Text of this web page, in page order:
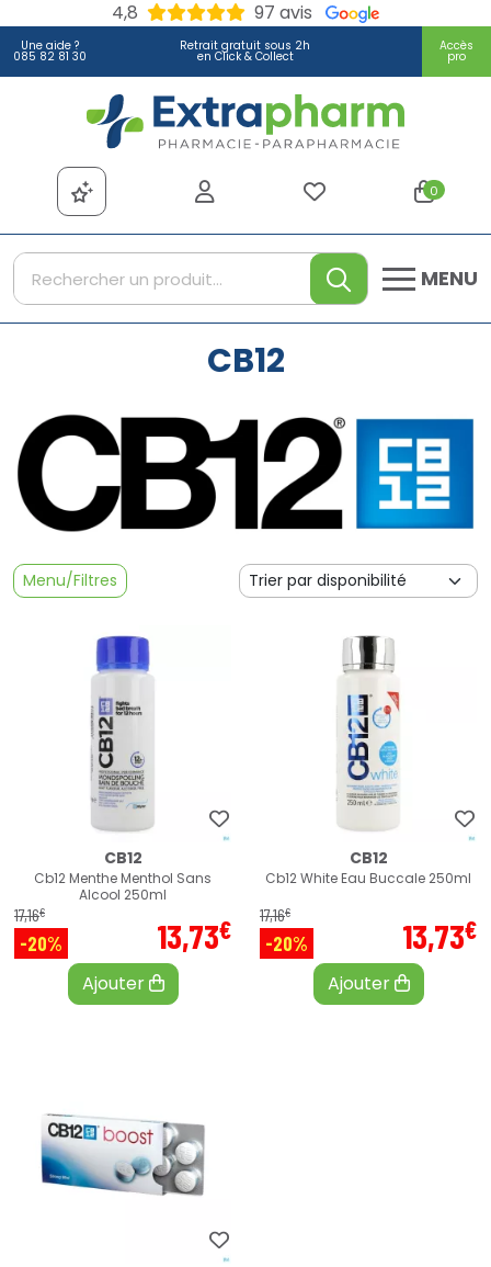
4,8 97 avis
Une aide ?
085 82 81 30
Retrait gratuit sous 2h
en Click & Collect
Accès
pro
Extrapharm Votre
0
MENU
CB12
Menu/Filtres
CB12
Cb12 Menthe Menthol Sans
Alcool 250ml
17,16€
-20% 13,73€
Ajouter
CB12
Cb12 White Eau Buccale 250ml
17,16€
-20% 13,73€
Ajouter